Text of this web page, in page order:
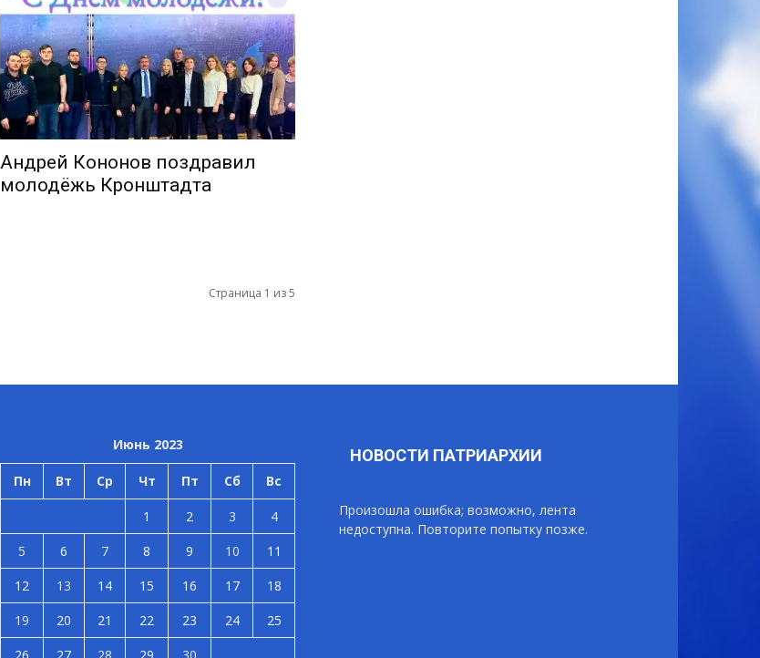
Андрей Кононов поздравил
молодёжь Кронштадта
Страница 1 из 5
Июнь 2023
Пн Вт Ср Чт Пт Сб Вс
1 2 3
4
5
6 7 8 9 10
11
12
13 14 15 16 17
18
19
20 21 22 23 24
25
НОВОСТИ ПАТРИАРХИИ
Произошла ошибка; возможно, лента
недоступна. Повторите попытку позже.